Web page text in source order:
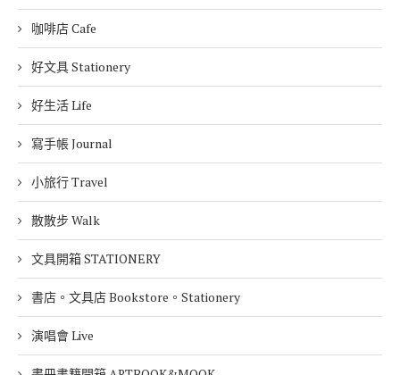
咖啡店 Cafe
好文具 Stationery
好生活 Life
寫手帳 Journal
小旅行 Travel
散散步 Walk
文具開箱 STATIONERY
書店。文具店 Bookstore。Stationery
演唱會 Live